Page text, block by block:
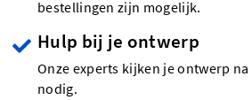
bestellingen zijn mogelijk.
Hulp bij je ontwerp
Onze experts kijken je ontwerp
nodig.